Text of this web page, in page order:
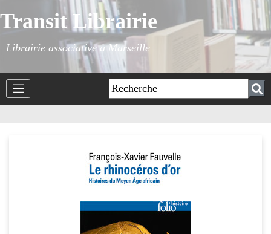
Transit Librairie
Librairie associative à Marseille